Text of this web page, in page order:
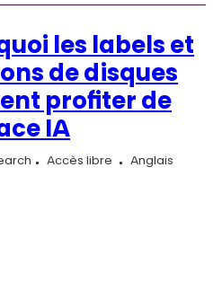
les labels et
de disques
profiter de
IA
Accès libre Anglais